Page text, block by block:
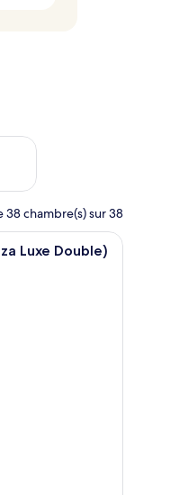
semaine prochaine août
chambre(s) sur 38
d’hôtel avec un grand lit, un
Luxe Double)